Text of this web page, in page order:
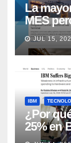
La
MES
JUL 15,
IBM
¿Por
25% en